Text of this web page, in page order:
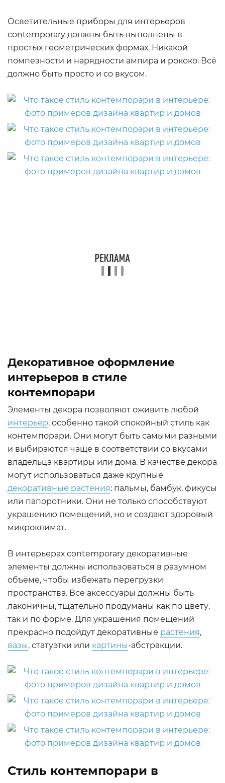
Осветительные приборы для интерьеров
contemporary должны быть выполнены в
простых геометрических формах. Никакой
помпезности и нарядности ампира и рококо. Всё
должно быть просто и со вкусом.
Декоративное оформление
интерьеров в стиле
контемпорари
Элементы декора позволяют оживить любой
интерьер, особенно такой спокойный стиль как
контемпорари. Они могут быть самыми разными
и выбираются чаще в соответствии со вкусами
владельца квартиры или дома. В качестве декора
могут использоваться даже крупные
декоративные растения: пальмы, бамбук, фикусы
или папоротники. Они не только способствуют
украшению помещений, но и создают здоровый
микроклимат.
В интерьерах contemporary декоративные
элементы должны использоваться в разумном
объёме, чтобы избежать перегрузки
пространства. Все аксессуары должны быть
лаконичны, тщательно продуманы как по цвету,
так и по форме. Для украшения помещений
прекрасно подойдут декоративные растения,
вазы, статуэтки или картины-абстракции.
Стиль контемпорари в